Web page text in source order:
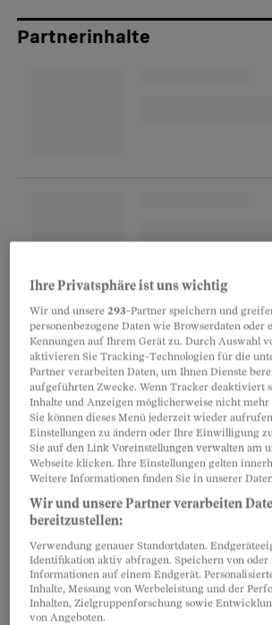
Partnerinhalte
Überblick: Was sind die
und wo steht die Kirche?
Acht Monate später zeigt sich:
noch nicht viel weiter, wieein
Kirchenverantwortlichenvor den
Mai zeigt.
1. Ein Kirchengericht für die
Im vergangenen Herbst kündigte
Bonnemain an, bis Ende 2024 in
kirchliches Strafgericht
Ihre Privatsphäre ist uns wichtig
Wir und unsere293-Partner speichern und
personenbezogene Daten wie Browserdaten oder
Kennungen auf Ihrem Gerät zu. Durch Auswahl
aktivieren Sie Tracking-Technologien für die
Partner verarbeiten Daten, um Ihnen Dienste
aufgeführten Zwecke. Wenn Tracker deaktiviert
Inhalte und Anzeigen möglicherweise nicht mehr
Sie können dieses Menü jederzeit wieder
Einstellungen zu ändern oder Ihre Einwilligung
Sie auf den Link Voreinstellungen verwalten am
Webseite klicken. Ihre Einstellungen gelten
Weitere Informationen finden Sie in unserer
Wir und unsere Partner verarbeiten
bereitzustellen:
Verwendung genauer Standortdaten.
Identifikation aktiv abfragen. Speichern von
Informationen auf einem Endgerät.
Inhalte, Messung von Werbeleistung und der
Inhalten, Zielgruppenforschung sowie
von Angeboten.